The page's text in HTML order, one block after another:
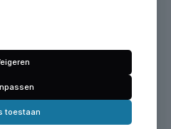
– houten werkblad
incl. BTW
toestaan